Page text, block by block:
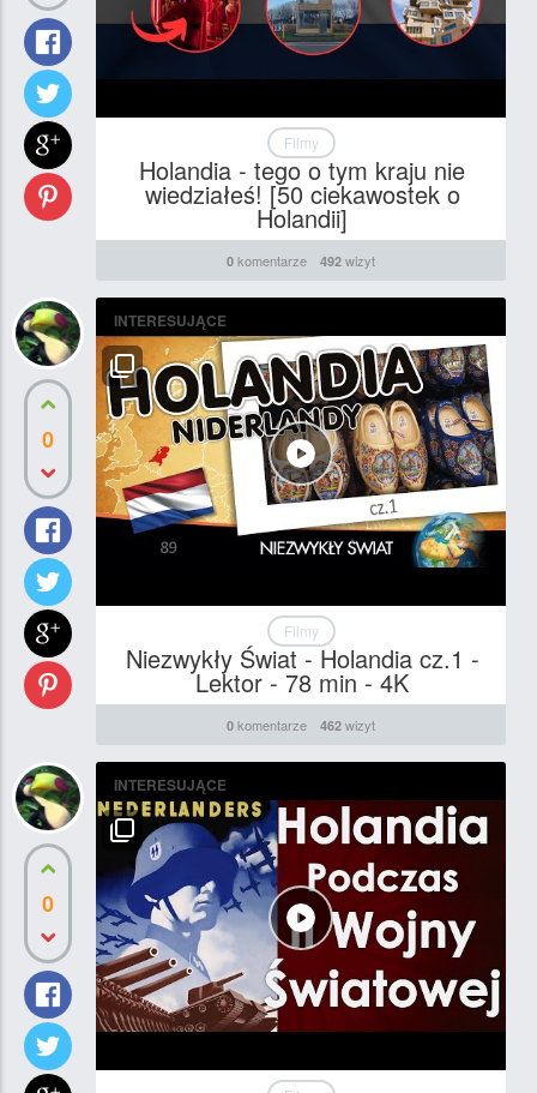
Filmy
Holandia - tego o tym kraju nie
wiedziałeś! [50 ciekawostek o
Holandii]
0 komentarze 492 wizyt
0
INTERESUJĄCE
Filmy
Niezwykły Świat - Holandia cz.1 -
Lektor - 78 min - 4K
0 komentarze 462 wizyt
0
INTERESUJĄCE